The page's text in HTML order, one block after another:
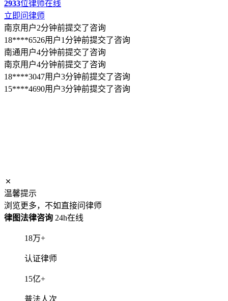
2933位律师在线
立即问律师
南京用户2分钟前提交了咨询
18****6526用户1分钟前提交了咨询
南通用户4分钟前提交了咨询
南京用户4分钟前提交了咨询
18****3047用户3分钟前提交了咨询
15****4690用户3分钟前提交了咨询
温馨提示
浏览更多，不如直接问律师
律图法律咨询 24h在线
18万+
认证律师
15亿+
普法人次